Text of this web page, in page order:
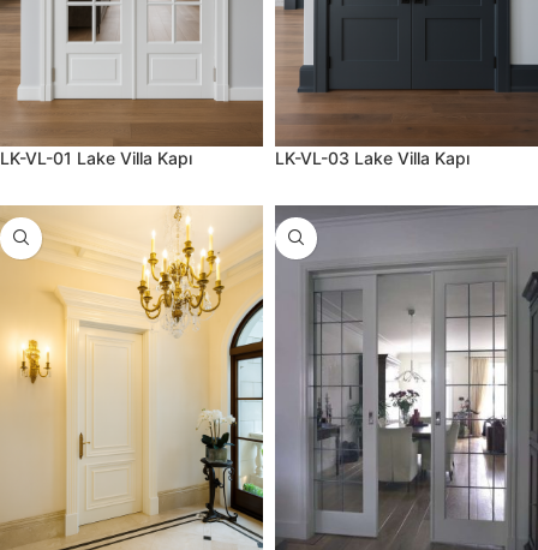
LK-VL-01 Lake Villa Kapı LK-VL-03 Lake Villa Kapı